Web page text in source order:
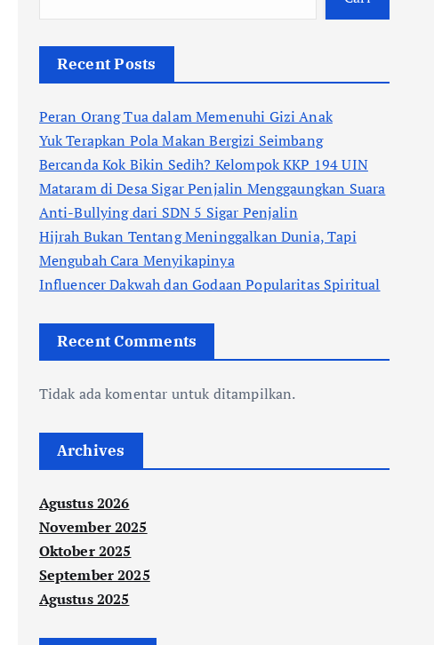
Recent Posts
Peran Orang Tua dalam Memenuhi Gizi Anak
Yuk Terapkan Pola Makan Bergizi Seimbang
Bercanda Kok Bikin Sedih? Kelompok KKP 194 UIN
Mataram di Desa Sigar Penjalin Menggaungkan Suara
Anti-Bullying dari SDN 5 Sigar Penjalin
Hijrah Bukan Tentang Meninggalkan Dunia, Tapi
Mengubah Cara Menyikapinya
Influencer Dakwah dan Godaan Popularitas Spiritual
Recent Comments
Tidak ada komentar untuk ditampilkan.
Archives
Agustus 2026
November 2025
Oktober 2025
September 2025
Agustus 2025